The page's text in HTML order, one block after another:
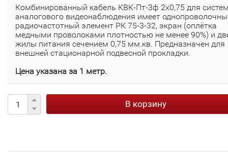
Комбинированный кабель КВК-Пт-3ф 2х0,75 для
аналогового видеонаблюдения имеет
радиочастотный элемент РК 75-3-32, экран (оплётка
медными проволоками плотностью не менее 90%) и
жилы питания сечением 0,75 мм.кв. Предназначен для
внешней стационарной подвесной прокладки.
Цена указана за 1 метр.
В корзину